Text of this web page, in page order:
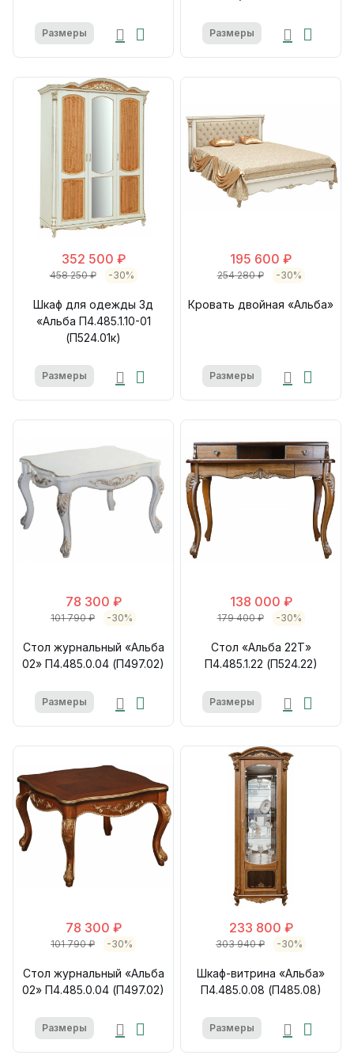
Размеры Размеры
352 500 ₽
458 250 ₽ -30%
Шкаф для одежды 3д
«Альба П4.485.1.10-01
(П524.01к)
Размеры
195 600 ₽
254 280 ₽ -30%
Кровать двойная «Альба»
Размеры
78 300 ₽
101 790 ₽ -30%
Стол журнальный «Альба
02» П4.485.0.04 (П497.02)
Размеры
138 000 ₽
179 400 ₽ -30%
Стол «Альба 22Т»
П4.485.1.22 (П524.22)
Размеры
78 300 ₽
101 790 ₽ -30%
Стол журнальный «Альба
02» П4.485.0.04 (П497.02)
Размеры
233 800 ₽
303 940 ₽ -30%
Шкаф-витрина «Альба»
П4.485.0.08 (П485.08)
Размеры